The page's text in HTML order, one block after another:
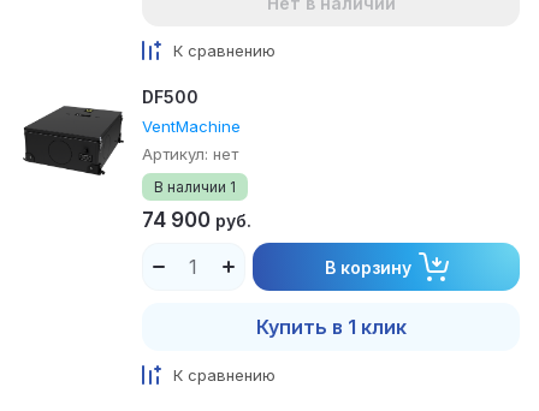
К сравнению
DF500
VentMachine
Артикул: нет
В наличии 1
74 900 руб.
В корзину
Купить в 1 клик
К сравнению